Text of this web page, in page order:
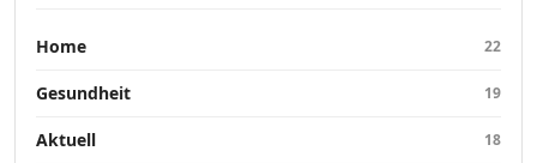
Home 22
Gesundheit 19
Aktuell 18